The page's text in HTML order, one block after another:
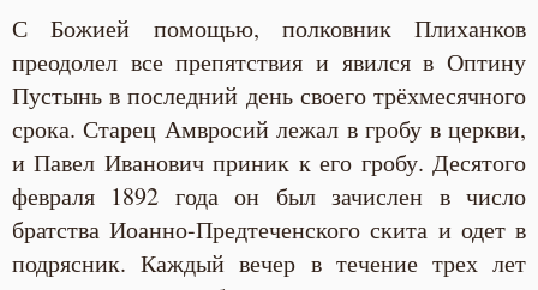
С Божией помощью, полковник Плиханков
преодолел все препятствия и явился в Оптину
Пустынь в последний день своего трёхмесячного
срока. Старец Амвросий лежал в гробу в церкви,
и Павел Иванович приник к его гробу. Десятого
февраля 1892 года он был зачислен в число
братства Иоанно-Предтеченского скита и одет в
подрясник. Каждый вечер в течение трех лет